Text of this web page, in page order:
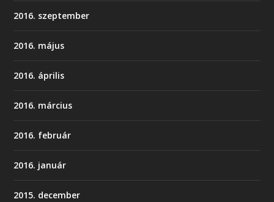
2016. szeptember
2016. május
2016. április
2016. március
2016. február
2016. január
2015. december